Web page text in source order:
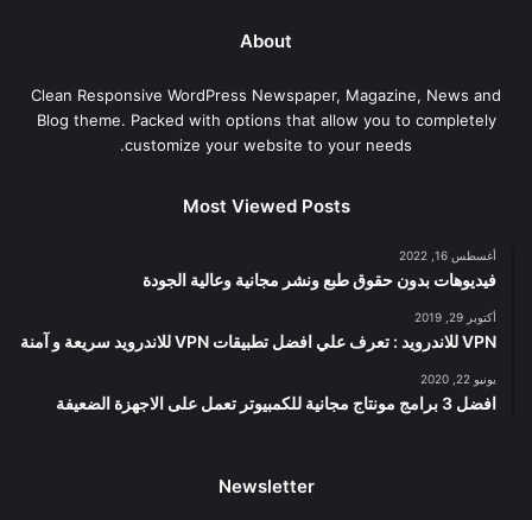
About
Clean Responsive WordPress Newspaper, Magazine, News and
Blog theme. Packed with options that allow you to completely
customize your website to your needs.
Most Viewed Posts
أغسطس 16, 2022
فيديوهات بدون حقوق طبع ونشر مجانية وعالية الجودة
أكتوبر 29, 2019
VPN للاندرويد : تعرف علي افضل تطبيقات VPN للاندرويد سريعة و آمنة
يونيو 22, 2020
افضل 3 برامج مونتاج مجانية للكمبيوتر تعمل على الاجهزة الضعيفة
Newsletter